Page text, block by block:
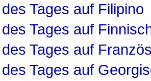
Tages auf Filipino
Tages auf
Tages auf
Tages auf